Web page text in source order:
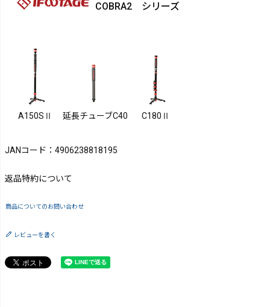
COBRA2 シリーズ
A150SⅡ 延長チューブC40 C180Ⅱ
JANコード：4906238818195
返品特約について
商品についてのお問い合わせ
レビューを書く